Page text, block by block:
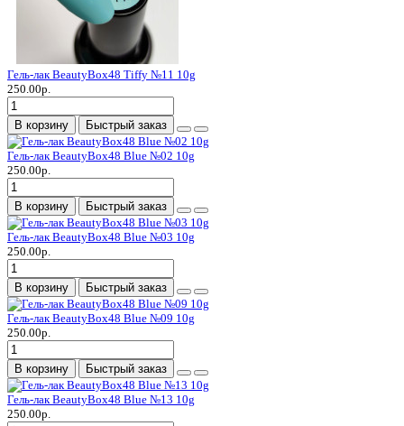
Гель-лак BeautyBox48 Tiffy №11 10g
250.00р.
В корзину Быстрый заказ
Гель-лак BeautyBox48 Blue №02 10g
250.00р.
В корзину Быстрый заказ
Гель-лак BeautyBox48 Blue №03 10g
250.00р.
В корзину Быстрый заказ
Гель-лак BeautyBox48 Blue №09 10g
250.00р.
В корзину Быстрый заказ
Гель-лак BeautyBox48 Blue №13 10g
250.00р.